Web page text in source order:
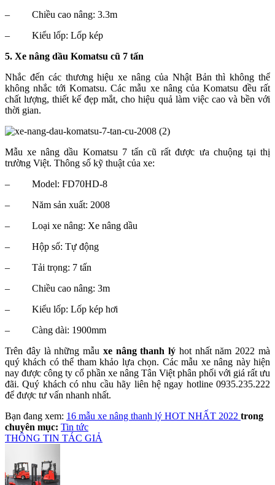
–
Chiều cao nâng: 3.3m
–
Kiểu lốp: Lốp kép
5. Xe nâng dầu Komatsu cũ 7 tấn
Nhắc đến các thương hiệu xe nâng của Nhật Bản thì không thể
không nhắc tới Komatsu. Các mẫu xe nâng của Komatsu đều rất
chất lượng, thiết kế đẹp mắt, cho hiệu quả làm việc cao và bền với
thời gian.
Mẫu xe nâng dầu Komatsu 7 tấn cũ rất được ưa chuộng tại thị
trường Việt. Thông số kỹ thuật của xe:
–
Model: FD70HD-8
–
Năm sản xuất: 2008
–
Loại xe nâng: Xe nâng dầu
–
Hộp số: Tự động
–
Tải trọng: 7 tấn
–
Chiều cao nâng: 3m
–
Kiểu lốp: Lốp kép hơi
–
Càng dài: 1900mm
Trên đây là những mẫu xe nâng thanh lý hot nhất năm 2022 mà
quý khách có thể tham khảo lựa chọn. Các mẫu xe nâng này hiện
nay được công ty cổ phần xe nâng Tân Việt phân phối với giá rất ưu
đãi. Quý khách có nhu cầu hãy liên hệ ngay hotline 0935.235.222
để được tư vấn nhanh nhất.
Bạn đang xem: 16 mẫu xe nâng thanh lý HOT NHẤT 2022 trong
chuyên mục: Tin tức
THÔNG TIN TÁC GIẢ